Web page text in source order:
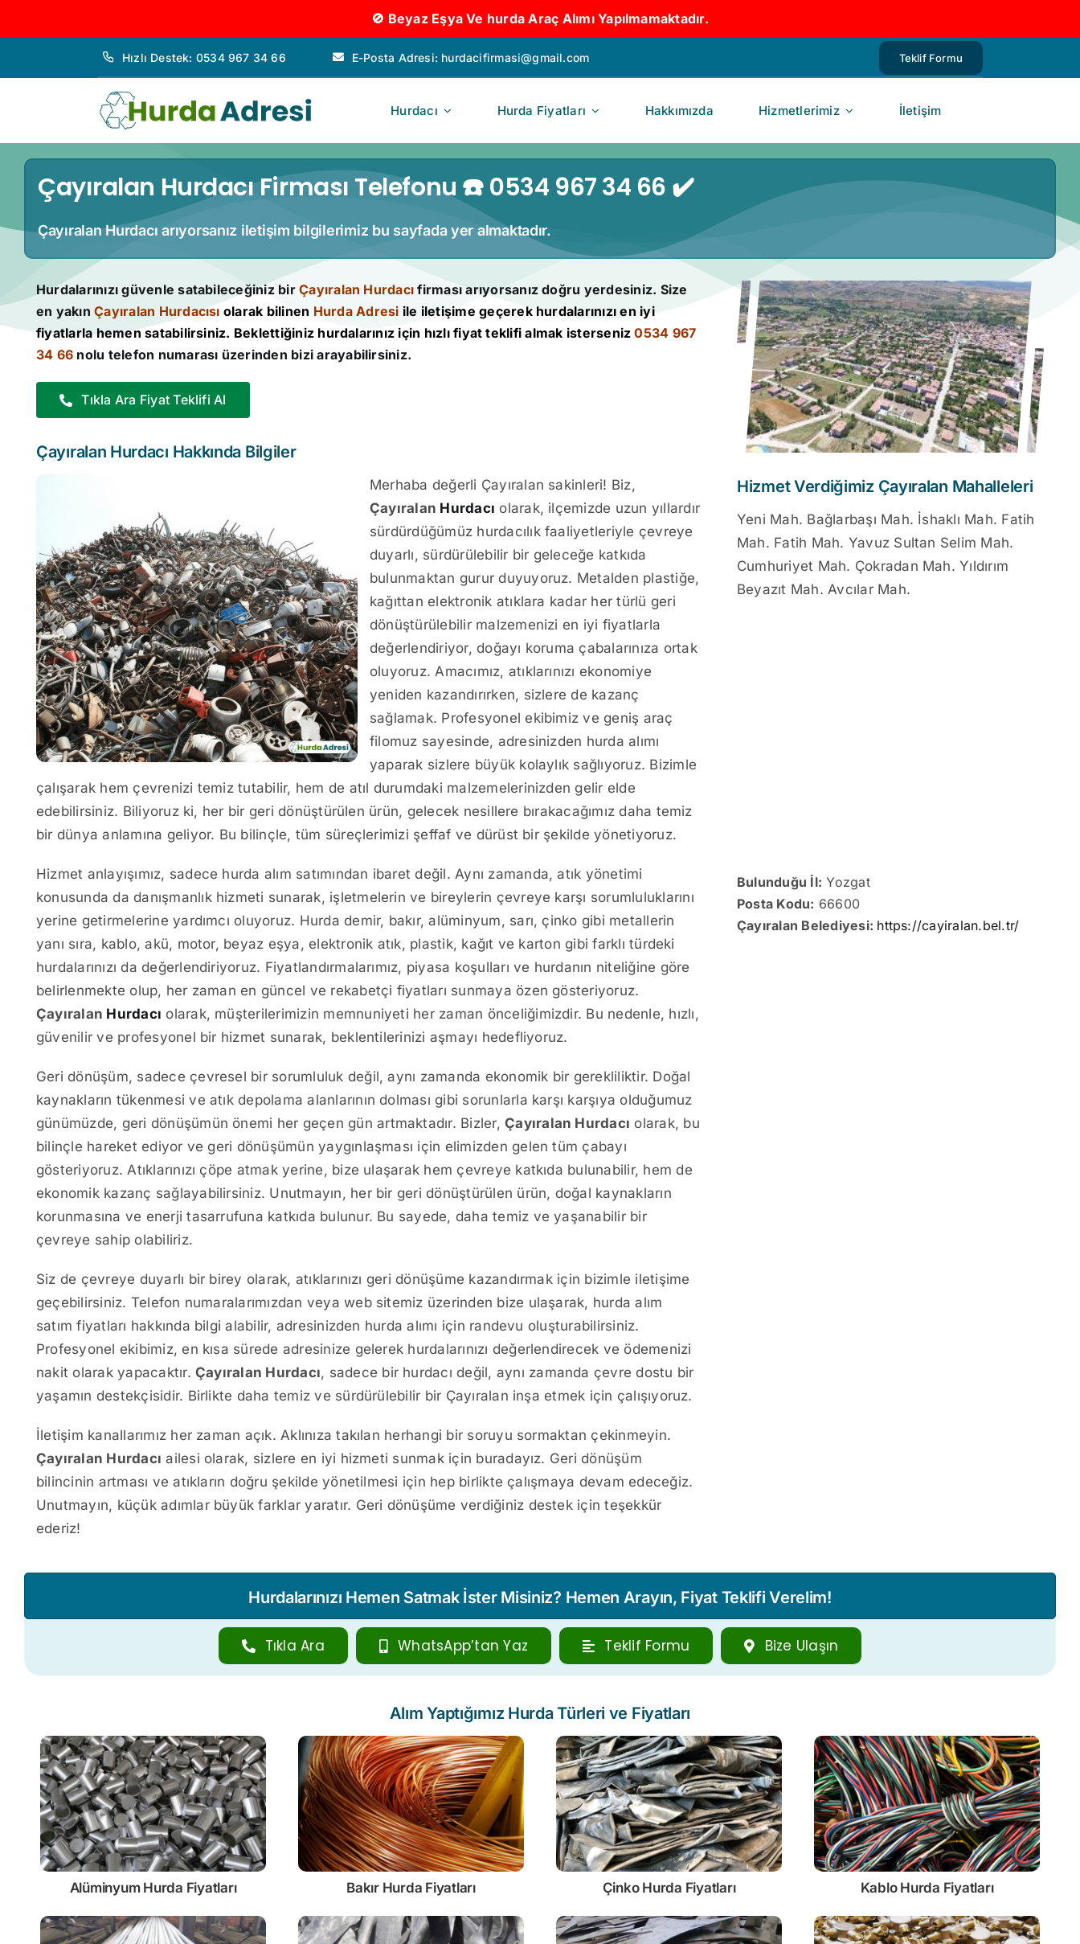
🚫 Beyaz Eşya Ve hurda Araç Alımı Yapılmamaktadır.
Hızlı Destek: 0534 967 34 66 E-Posta Adresi: hurdacifirmasi@gmail.com Teklif Formu
Hurdacı Hurda Fiyatları Hakkımızda Hizmetlerimiz İletişim
Çayıralan Hurdacı Firması Telefonu ☎️ 0534 967 34 66 ✔️
Çayıralan Hurdacı arıyorsanız iletişim bilgilerimiz bu sayfada yer almaktadır.
Hurdalarınızı güvenle satabileceğiniz birÇayıralan Hurdacı firması arıyorsanız doğru yerdesiniz. Size
en yakınÇayıralan Hurdacısı olarak bilinen Hurda Adresi ile iletişime geçerek hurdalarınızı en iyi
fiyatlarla hemen satabilirsiniz. Beklettiğiniz hurdalarınız için hızlı fiyat teklifi almak isterseniz0534 967
34 66 nolu telefon numarası üzerinden bizi arayabilirsiniz.
Tıkla Ara Fiyat Teklifi Al
Çayıralan Hurdacı Hakkında Bilgiler
Merhaba değerli Çayıralan sakinleri! Biz,
Çayıralan Hurdacı olarak, ilçemizde uzun yıllardır
sürdürdüğümüz hurdacılık faaliyetleriyle çevreye
duyarlı, sürdürülebilir bir geleceğe katkıda
bulunmaktan gurur duyuyoruz. Metalden plastiğe,
kağıttan elektronik atıklara kadar her türlü geri
dönüştürülebilir malzemenizi en iyi fiyatlarla
değerlendiriyor, doğayı koruma çabalarınıza ortak
oluyoruz. Amacımız, atıklarınızı ekonomiye
yeniden kazandırırken, sizlere de kazanç
sağlamak. Profesyonel ekibimiz ve geniş araç
filomuz sayesinde, adresinizden hurda alımı
yaparak sizlere büyük kolaylık sağlıyoruz. Bizimle
çalışarak hem çevrenizi temiz tutabilir, hem de atıl durumdaki malzemelerinizden gelir elde
edebilirsiniz. Biliyoruz ki, her bir geri dönüştürülen ürün, gelecek nesillere bırakacağımız daha temiz
bir dünya anlamına geliyor. Bu bilinçle, tüm süreçlerimizi şeffaf ve dürüst bir şekilde yönetiyoruz.
Hizmet anlayışımız, sadece hurda alım satımından ibaret değil. Aynı zamanda, atık yönetimi
konusunda da danışmanlık hizmeti sunarak, işletmelerin ve bireylerin çevreye karşı sorumluluklarını
yerine getirmelerine yardımcı oluyoruz. Hurda demir, bakır, alüminyum, sarı, çinko gibi metallerin
yanı sıra, kablo, akü, motor, beyaz eşya, elektronik atık, plastik, kağıt ve karton gibi farklı türdeki
hurdalarınızı da değerlendiriyoruz. Fiyatlandırmalarımız, piyasa koşulları ve hurdanın niteliğine göre
belirlenmekte olup, her zaman en güncel ve rekabetçi fiyatları sunmaya özen gösteriyoruz.
Çayıralan Hurdacı olarak, müşterilerimizin memnuniyeti her zaman önceliğimizdir. Bu nedenle, hızlı,
güvenilir ve profesyonel bir hizmet sunarak, beklentilerinizi aşmayı hedefliyoruz.
Geri dönüşüm, sadece çevresel bir sorumluluk değil, aynı zamanda ekonomik bir gerekliliktir. Doğal
kaynakların tükenmesi ve atık depolama alanlarının dolması gibi sorunlarla karşı karşıya olduğumuz
günümüzde, geri dönüşümün önemi her geçen gün artmaktadır. Bizler,Çayıralan Hurdacı olarak, bu
bilinçle hareket ediyor ve geri dönüşümün yaygınlaşması için elimizden gelen tüm çabayı
gösteriyoruz. Atıklarınızı çöpe atmak yerine, bize ulaşarak hem çevreye katkıda bulunabilir, hem de
ekonomik kazanç sağlayabilirsiniz. Unutmayın, her bir geri dönüştürülen ürün, doğal kaynakların
korunmasına ve enerji tasarrufuna katkıda bulunur. Bu sayede, daha temiz ve yaşanabilir bir
çevreye sahip olabiliriz.
Siz de çevreye duyarlı bir birey olarak, atıklarınızı geri dönüşüme kazandırmak için bizimle iletişime
geçebilirsiniz. Telefon numaralarımızdan veya web sitemiz üzerinden bize ulaşarak, hurda alım
satım fiyatları hakkında bilgi alabilir, adresinizden hurda alımı için randevu oluşturabilirsiniz.
Profesyonel ekibimiz, en kısa sürede adresinize gelerek hurdalarınızı değerlendirecek ve ödemenizi
nakit olarak yapacaktır.Çayıralan Hurdacı, sadece bir hurdacı değil, aynı zamanda çevre dostu bir
yaşamın destekçisidir. Birlikte daha temiz ve sürdürülebilir bir Çayıralan inşa etmek için çalışıyoruz.
İletişim kanallarımız her zaman açık. Aklınıza takılan herhangi bir soruyu sormaktan çekinmeyin.
Çayıralan Hurdacı ailesi olarak, sizlere en iyi hizmeti sunmak için buradayız. Geri dönüşüm
bilincinin artması ve atıkların doğru şekilde yönetilmesi için hep birlikte çalışmaya devam edeceğiz.
Unutmayın, küçük adımlar büyük farklar yaratır. Geri dönüşüme verdiğiniz destek için teşekkür
ederiz!
Hizmet Verdiğimiz Çayıralan Mahalleleri
Yeni Mah. Bağlarbaşı Mah. İshaklı Mah. Fatih
Mah. Fatih Mah. Yavuz Sultan Selim Mah.
Cumhuriyet Mah. Çokradan Mah. Yıldırım
Beyazıt Mah. Avcılar Mah.
Bulunduğu İl: Yozgat
Posta Kodu: 66600
Çayıralan Belediyesi: https://cayiralan.bel.tr/
Hurdalarınızı Hemen Satmak İster Misiniz? Hemen Arayın, Fiyat Teklifi Verelim!
Tıkla Ara WhatsApp’tan Yaz Teklif Formu Bize Ulaşın
Alım Yaptığımız Hurda Türleri ve Fiyatları
Alüminyum Hurda Fiyatları Bakır Hurda Fiyatları Çinko Hurda Fiyatları Kablo Hurda Fiyatları